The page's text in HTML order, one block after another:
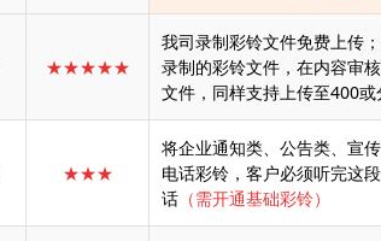
★★★★★
我司录制彩铃文件免费上传
录制的彩铃文件，在内容审
文件，同样支持上传至400或
★★★
将企业通知类、公告类、宣
电话彩铃，客户必须听完这
话 （需开通基础彩铃）